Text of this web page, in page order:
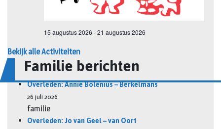
Bekijk alle Activiteiten
Familie berichten
Overleden: Annie Bolenius – Berkelmans
26 juli 2026
familie
Overleden: Jo van Geel – van Oort